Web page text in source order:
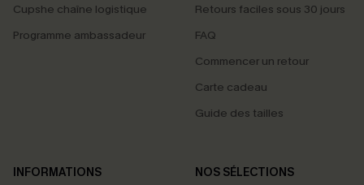
Cupshe chaîne logistique
Programme ambassadeur
Retours faciles sous 30 jours
FAQ
Commencer un retour
Carte cadeau
Guide des tailles
INFORMATIONS
NOS SÉLECTIONS
PROFITEZ DE -15%